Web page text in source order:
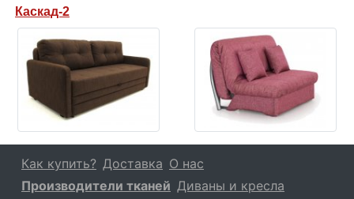
Каскад-2
Как купить? Доставка О нас
Производители тканей Диваны и кресла